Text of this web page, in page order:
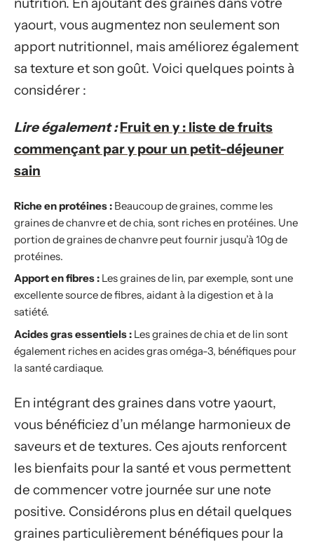
yaourt, vous augmentez non seulement son
apport nutritionnel, mais améliorez également
sa texture et son goût. Voici quelques points à
considérer :
Lire également : Fruit en y : liste de fruits
commençant par y pour un petit-déjeuner
sain
Riche en protéines : Beaucoup de graines, comme les
graines de chanvre et de chia, sont riches en protéines. Une
portion de graines de chanvre peut fournir jusqu’à 10g de
protéines.
Apport en fibres : Les graines de lin, par exemple, sont une
excellente source de fibres, aidant à la digestion et à la
satiété.
Acides gras essentiels : Les graines de chia et de lin sont
également riches en acides gras oméga-3, bénéfiques pour
la santé cardiaque.
En intégrant des graines dans votre yaourt,
vous bénéficiez d’un mélange harmonieux de
saveurs et de textures. Ces ajouts renforcent
les bienfaits pour la santé et vous permettent
de commencer votre journée sur une note
positive. Considérons plus en détail quelques
graines particulièrement bénéfiques pour la